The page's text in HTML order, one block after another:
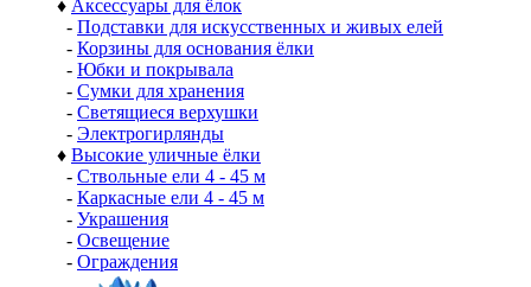
♦ Аксессуары для ёлок
- Подставки для искусственных и живых елей
- Корзины для основания ёлки
- Юбки и покрывала
- Сумки для хранения
- Светящиеся верхушки
- Электрогирлянды
♦ Высокие уличные ёлки
- Ствольные ели 4 - 45 м
- Каркасные ели 4 - 45 м
- Украшения
- Освещение
- Ограждения